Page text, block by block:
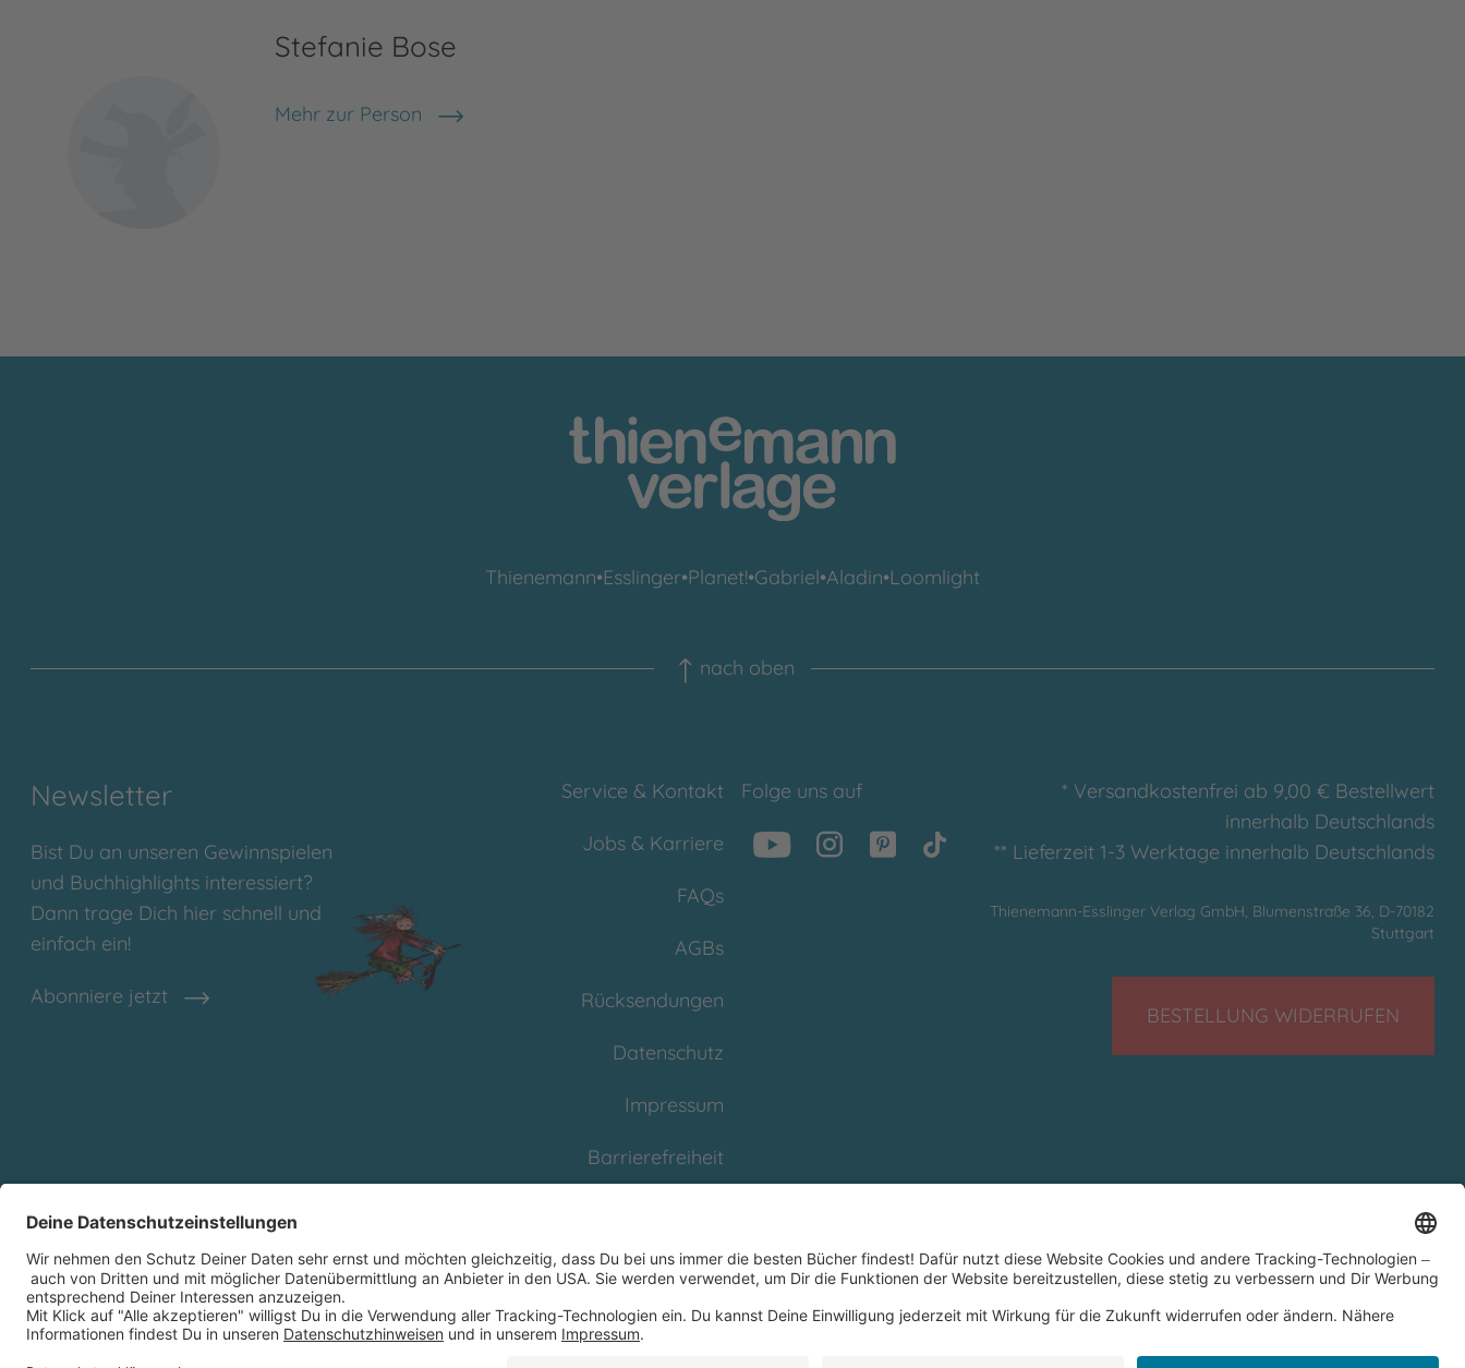
Stefanie Bose
Mehr zur Person
Stefanie Bose
Thienemann•Esslinger•Planet!•Gabriel•Aladin•Loomlight
nach oben
Newsletter
Bist Du an unseren Gewinnspielen
und Buchhighlights interessiert?
Dann trage Dich hier schnell und
einfach ein!
Abonniere jetzt
Service & Kontakt
Jobs & Karriere
FAQs
AGBs
Rücksendungen
Datenschutz
Impressum
Barrierefreiheit
Partnerprogramm
(Affiliate)
Folge uns auf
* Versandkostenfrei ab 9,00 € Bestellwert
innerhalb Deutschlands
** Lieferzeit 1-3 Werktage innerhalb Deutschlands
Thienemann-Esslinger Verlag GmbH, Blumenstraße 36, D-70182
Stuttgart
BESTELLUNG WIDERRUFEN